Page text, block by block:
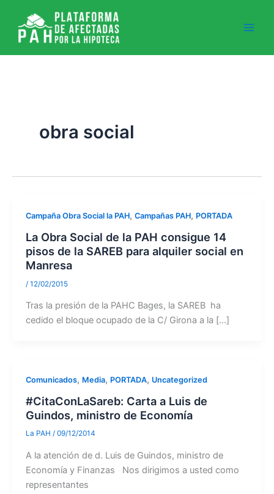
contenido
obra social
Campaña Obra Social la PAH, Campañas PAH, PORTADA
La Obra Social de la PAH consigue 14
pisos de la SAREB para alquiler social en
Manresa
/ 12/02/2015
Tras la presión de la PAHC Bages, la SAREB ha
cedido el bloque ocupado de la C/ Girona a la […]
Comunicados, Media, PORTADA, Uncategorized
#CitaConLaSareb: Carta a Luis de
Guindos, ministro de Economía
La PAH / 09/12/2014
A la atención de d. Luis de Guindos, ministro de
Economía y Finanzas Nos dirigimos a usted como
representantes